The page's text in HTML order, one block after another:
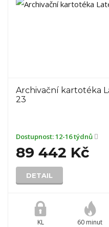
Archivační kartotéka
23
Dostupnost:12-16 týdnů
89 442 Kč
DETAIL
KL 60 minut